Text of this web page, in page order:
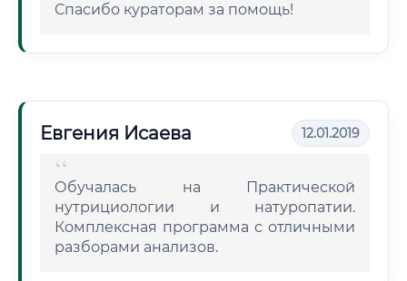
Спасибо кураторам за помощь!
Евгения Исаева 12.01.2019
Обучалась на Практической
нутрициологии и натуропатии.
Комплексная программа с отличными
разборами анализов.